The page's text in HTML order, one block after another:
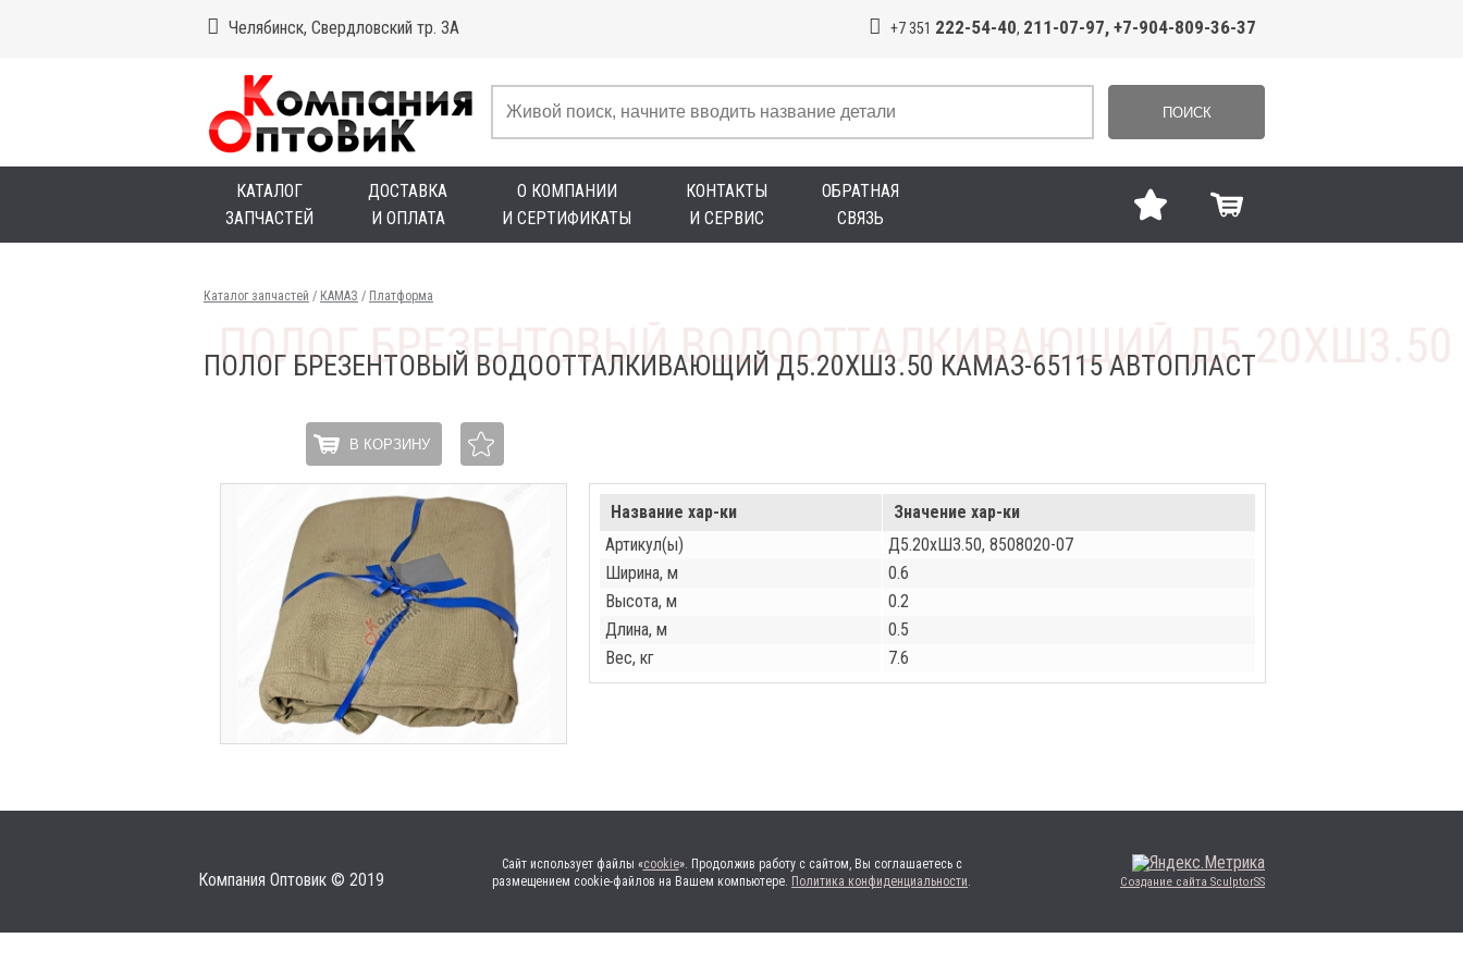
Челябинск, Свердловский тр. 3А +7 351 222-54-40, 211-07-97, +7-904-809-36-37
ПОИСК
КАТАЛОГ
ЗАПЧАСТЕЙ
ДОСТАВКА
И ОПЛАТА
О КОМПАНИИ
И СЕРТИФИКАТЫ
КОНТАКТЫ
И СЕРВИС
ОБРАТНАЯ
СВЯЗЬ
Каталог запчастей / КАМАЗ / Платформа
ПОЛОГ БРЕЗЕНТОВЫЙ ВОДООТТАЛКИВАЮЩИЙ Д5.20ХШ3.50 КАМАЗ-65115 АВТОПЛАСТ
В КОРЗИНУ
Название хар-ки
Значение хар-ки
Артикул(ы)
Д5.20хШ3.50, 8508020-07
Ширина, м
0.6
Высота, м
0.2
Длина, м
0.5
Вес, кг
7.6
Компания Оптовик © 2019
Сайт использует файлы «cookie». Продолжив работу с сайтом, Вы соглашаетесь с
размещением cookie-файлов на Вашем компьютере. Политика конфиденциальности. Создание сайта SculptorSS